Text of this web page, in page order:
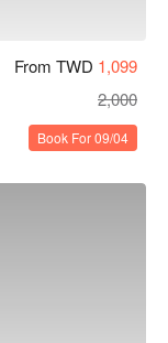
From TWD 1,099
2,000
Book For 09/04